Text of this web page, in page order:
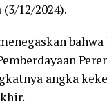
12/2024).
angka